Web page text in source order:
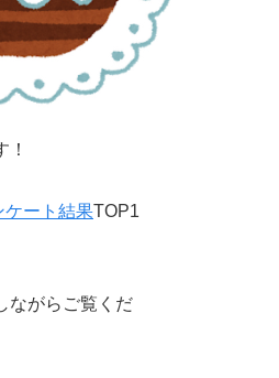
ケート結果TOP1
ながらご覧くだ